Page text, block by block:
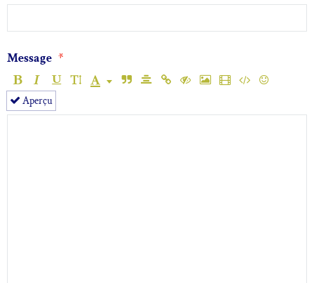
Message
Aperçu